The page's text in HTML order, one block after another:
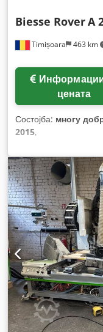
Timișoara 463 km
Biesse RoverA
цената
Состојба: многу
2015,